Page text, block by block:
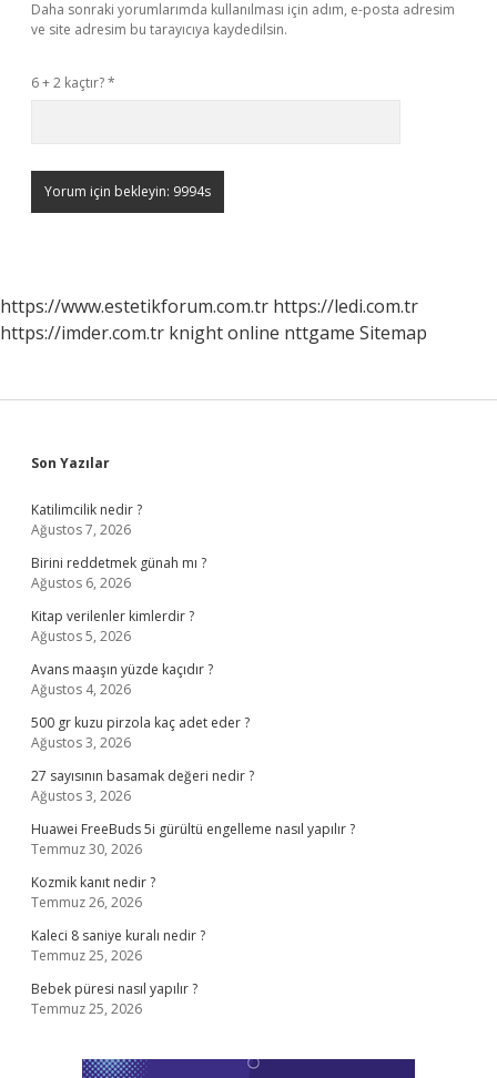
Daha sonraki yorumlarımda kullanılması için adım, e-posta adresim
ve site adresim bu tarayıcıya kaydedilsin.
6 + 2 kaçtır?*
https://www.estetikforum.com.tr https://ledi.com.tr
https://imder.com.tr knight online nttgame Sitemap
Sidebar
Son Yazılar
Katilimcilik nedir ?
Ağustos 7, 2026
Birini reddetmek günah mı ?
Ağustos 6, 2026
Kitap verilenler kimlerdir ?
Ağustos 5, 2026
Avans maaşın yüzde kaçıdır ?
Ağustos 4, 2026
500 gr kuzu pirzola kaç adet eder ?
Ağustos 3, 2026
27 sayısının basamak değeri nedir ?
Ağustos 3, 2026
Huawei FreeBuds 5i gürültü engelleme nasıl yapılır ?
Temmuz 30, 2026
Kozmik kanıt nedir ?
Temmuz 26, 2026
Kaleci 8 saniye kuralı nedir ?
Temmuz 25, 2026
Bebek püresi nasıl yapılır ?
Temmuz 25, 2026